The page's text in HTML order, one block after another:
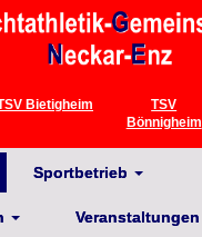
Bietigheim
TSV
Bönnigheim
Sportbetrieb
Veranstaltungen